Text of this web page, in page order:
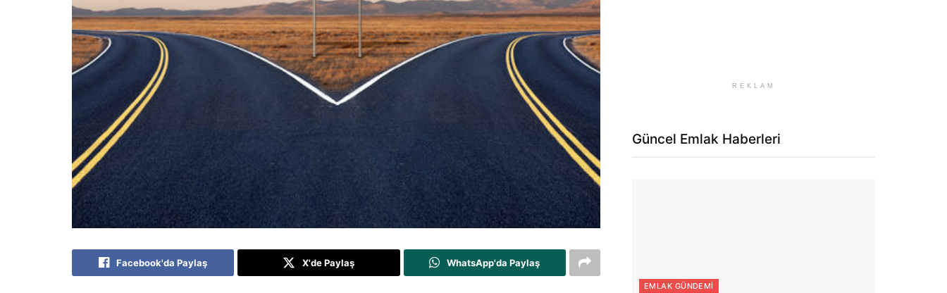
Facebook'da Paylaş X'de Paylaş WhatsApp'da Paylaş
REKLAM
Güncel Emlak Haberleri
EMLAK GÜNDEMI